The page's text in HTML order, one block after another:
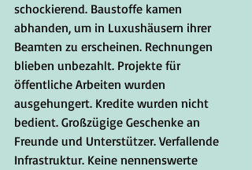
schockierend. Baustoffe kamen
abhanden, um in Luxushäusern ihrer
Beamten zu erscheinen. Rechnungen
blieben unbezahlt. Projekte für
öffentliche Arbeiten wurden
ausgehungert. Kredite wurden nicht
bedient. Großzügige Geschenke an
Freunde und Unterstützer. Verfallende
Infrastruktur. Keine nennenswerte